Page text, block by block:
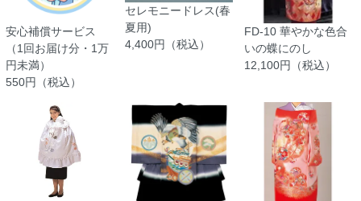
安心補償サービス
（1回お届け分・1万
円未満）
550円（税込）
セレモニードレス(春
夏用)
4,400円（税込）
FD-10 華やかな色合
いの蝶にのし
12,100円（税込）